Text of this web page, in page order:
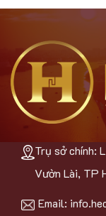
Trụ sở chính:
Vườn Lài, TP
Email: